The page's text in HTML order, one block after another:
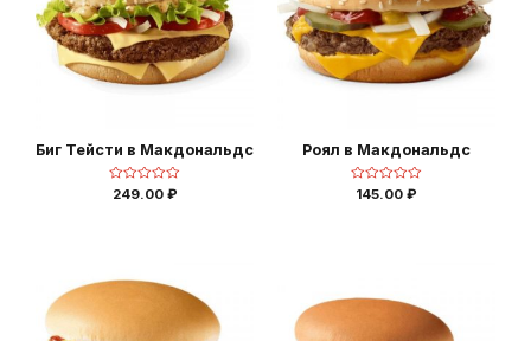
Биг Тейсти в Макдональдс
Оценка
249.00 ₽
Роял в Макдональдс
Оценка
145.00 ₽